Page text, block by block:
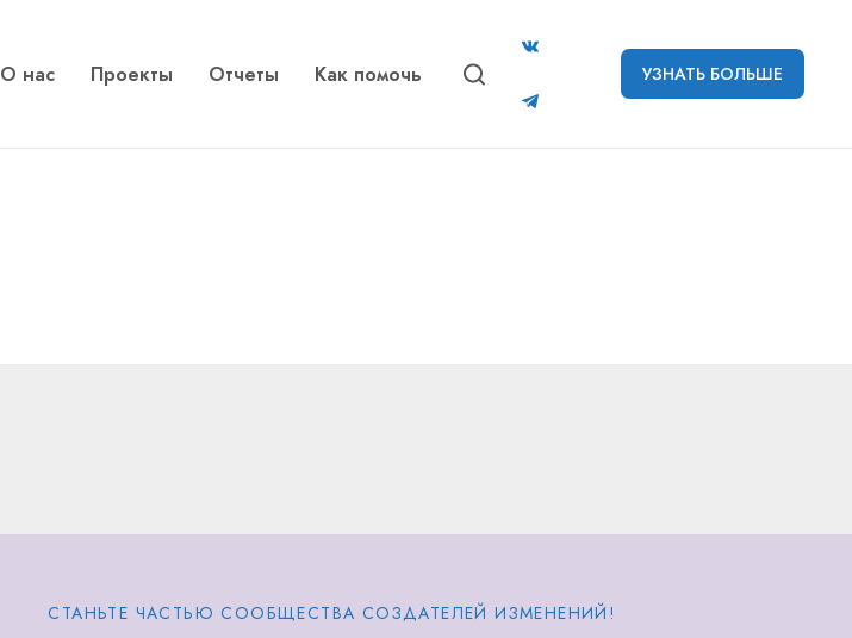
О нас Проекты Отчеты Как помочь УЗНАТЬ БОЛЬШЕ
СТАНЬТЕ ЧАСТЬЮ СООБЩЕСТВА СОЗДАТЕЛЕЙ ИЗМЕНЕНИЙ!